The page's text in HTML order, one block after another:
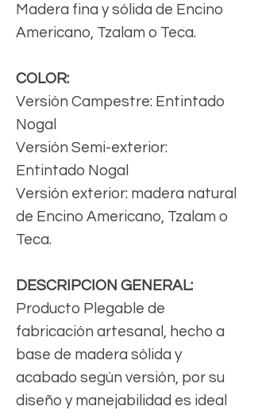
Madera fina y sólida de Encino
Americano, Tzalam o Teca.
COLOR:
Versión Campestre: Entintado
Nogal
Versión Semi-exterior:
Entintado Nogal
Versión exterior: madera natural
de Encino Americano, Tzalam o
Teca.
DESCRIPCION GENERAL:
Producto Plegable de
fabricación artesanal, hecho a
base de madera sólida y
acabado según versión, por su
diseño y manejabilidad es ideal